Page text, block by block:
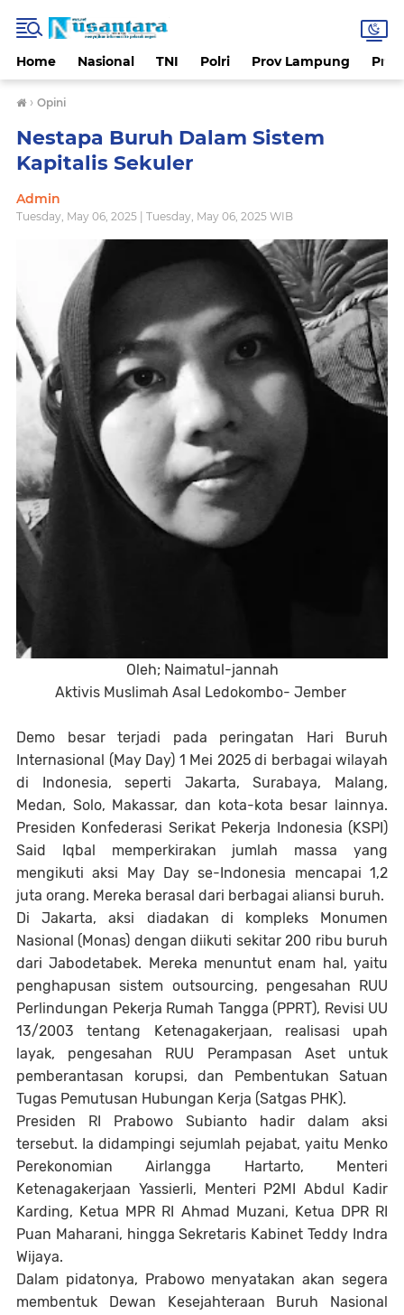
Home Nasional TNI Polri Prov Lampung
› Opini
Nestapa Buruh Dalam Sistem
Kapitalis Sekuler
Admin
Tuesday, May 06, 2025 | Tuesday, May 06, 2025 WIB
Oleh; Naimatul-jannah
Aktivis Muslimah Asal Ledokombo- Jember
Demo besar terjadi pada peringatan Hari Buruh
Internasional (May Day) 1 Mei 2025 di berbagai wilayah
di Indonesia, seperti Jakarta, Surabaya, Malang,
Medan, Solo, Makassar, dan kota-kota besar lainnya.
Presiden Konfederasi Serikat Pekerja Indonesia (KSPI)
Said Iqbal memperkirakan jumlah massa yang
mengikuti aksi May Day se-Indonesia mencapai 1,2
juta orang. Mereka berasal dari berbagai aliansi buruh.
Di Jakarta, aksi diadakan di kompleks Monumen
Nasional (Monas) dengan diikuti sekitar 200 ribu buruh
dari Jabodetabek. Mereka menuntut enam hal, yaitu
penghapusan sistem outsourcing, pengesahan RUU
Perlindungan Pekerja Rumah Tangga (PPRT), Revisi UU
13/2003 tentang Ketenagakerjaan, realisasi upah
layak, pengesahan RUU Perampasan Aset untuk
pemberantasan korupsi, dan Pembentukan Satuan
Tugas Pemutusan Hubungan Kerja (Satgas PHK).
Presiden RI Prabowo Subianto hadir dalam aksi
tersebut. Ia didampingi sejumlah pejabat, yaitu Menko
Perekonomian Airlangga Hartarto, Menteri
Ketenagakerjaan Yassierli, Menteri P2MI Abdul Kadir
Karding, Ketua MPR RI Ahmad Muzani, Ketua DPR RI
Puan Maharani, hingga Sekretaris Kabinet Teddy Indra
Wijaya.
Dalam pidatonya, Prabowo menyatakan akan segera
membentuk Dewan Kesejahteraan Buruh Nasional